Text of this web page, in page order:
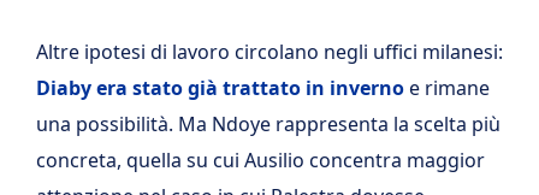
Altre ipotesi di lavoro circolano negli uffici milanesi:
Diaby era stato già trattato in invernoe rimane
una possibilità. Ma Ndoye rappresenta la scelta più
concreta, quella su cui Ausilio concentra maggior